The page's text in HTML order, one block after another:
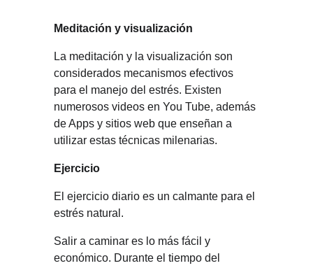
Meditación y visualización
La meditación y la visualización son
considerados mecanismos efectivos
para el manejo del estrés. Existen
numerosos videos en You Tube, además
de Apps y sitios web que enseñan a
utilizar estas técnicas milenarias.
Ejercicio
El ejercicio diario es un calmante para el
estrés natural.
Salir a caminar es lo más fácil y
económico. Durante el tiempo del